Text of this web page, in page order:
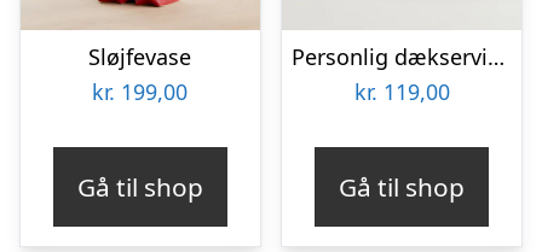
Sløjfevase
kr. 199,00
Gå til shop
Personlig dækserviet med Billede – Multiface
kr. 119,00
Gå til shop